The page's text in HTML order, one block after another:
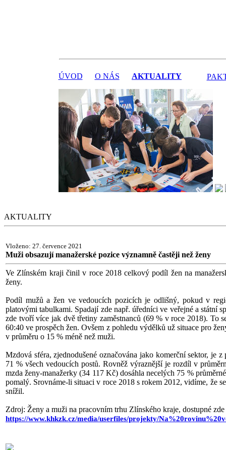
ÚVOD O NÁS AKTUALITY
AKTUALITY
Vloženo: 27. července 2021
Muži obsazují manažerské pozice významně častěji než ženy
Ve Zlínském kraji činil v roce 2018 celkový podíl žen na
ženy.
Podíl mužů a žen ve vedoucích pozicích je odlišný, pokud v
platovými tabulkami. Spadají zde např. úředníci ve veřejné a státní
zde tvoří více jak dvě třetiny zaměstnanců (69 % v roce 2018). To
60:40 ve prospěch žen. Ovšem z pohledu výdělků už situace pro
v průměru o 15 % méně než muži.
Mzdová sféra, zjednodušené označována jako komerční sektor, je
71 % všech vedoucích postů. Rovněž výraznější je rozdíl v
mzda ženy-manažerky (34 117 Kč) dosáhla necelých 75 %
pomalý. Srovnáme-li situaci v roce 2018 s rokem 2012, vidíme, že
snížil.
Zdroj: Ženy a muži na pracovním trhu Zlínského kraje, dostupné zde
https://www.khkzk.cz/media/userfiles/projekty/